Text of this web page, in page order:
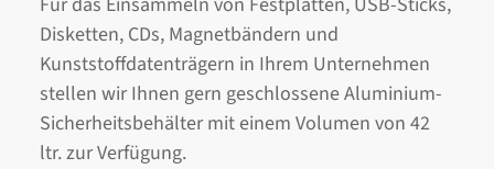
Disketten, CDs, Magnetbändern und
Kunststoffdatenträgern in Ihrem Unternehmen
stellen wir Ihnen gern geschlossene Aluminium-
Sicherheitsbehälter mit einem Volumen von 42
ltr. zur Verfügung.